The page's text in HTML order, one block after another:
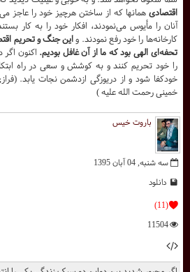
باروت خیس
سه شنبه, 04 آبان 1395
دانلود
(11)
11504
اقتصادی همانها که از ساختن هرچیز خود را عاجز
آنان را مأیوس می‌نمودند، افکار خود را به کار
کارخانه‌ها را خود رفع نمودند. واین جنگ و تحریم
تحفه‌ای الهی بود که ما از آن غافل بودیم. اکنون اگر
را خود تحریم کنند و به کوشش و سعی در راه
خودکفا شود و از دریوزگی ازدشمن نجات یابد.
خمینی رحمت الله علیه )